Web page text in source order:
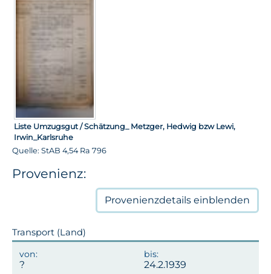
Liste Umzugsgut / Schätzung_ Metzger, Hedwig bzw Lewi,
Irwin_Karlsruhe
Quelle: StAB 4,54 Ra 796
Provenienz:
Provenienzdetails einblenden
Transport (Land)
24.2.1939